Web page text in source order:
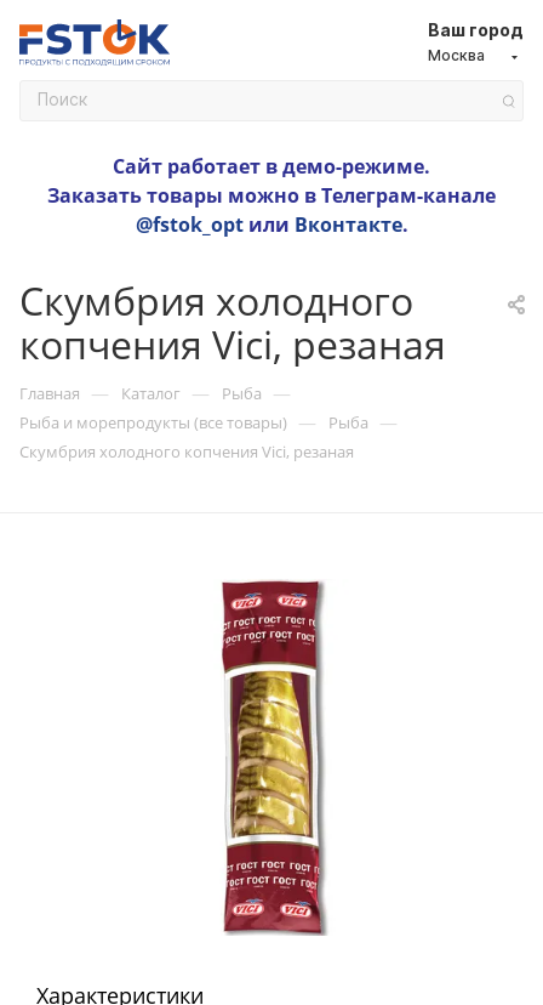
Ваш город
Москва
Сайт работает в демо-режиме.
Заказать товары можно в Телеграм-канале
@fstok_optили Вконтакте.
Скумбрия холодного
копчения Vici, резаная
Главная — Каталог — Рыба —
Рыба и морепродукты (все товары) — Рыба —
Скумбрия холодного копчения Vici, резаная
Характеристики